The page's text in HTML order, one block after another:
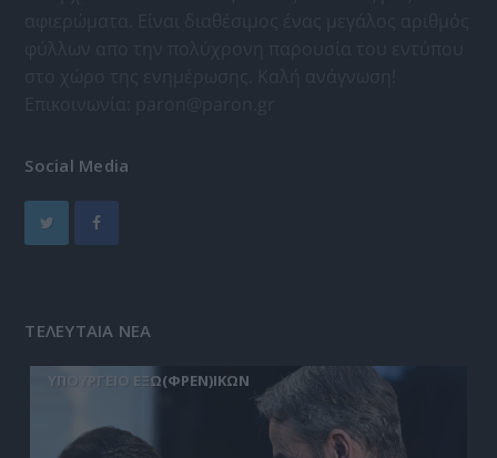
Social Media
ΤΕΛΕΥΤΑΙΑ ΝΕΑ
ΥΠΟΥΡΓΕΙΟ ΕΞΩ(ΦΡΕΝ)ΙΚΩΝ